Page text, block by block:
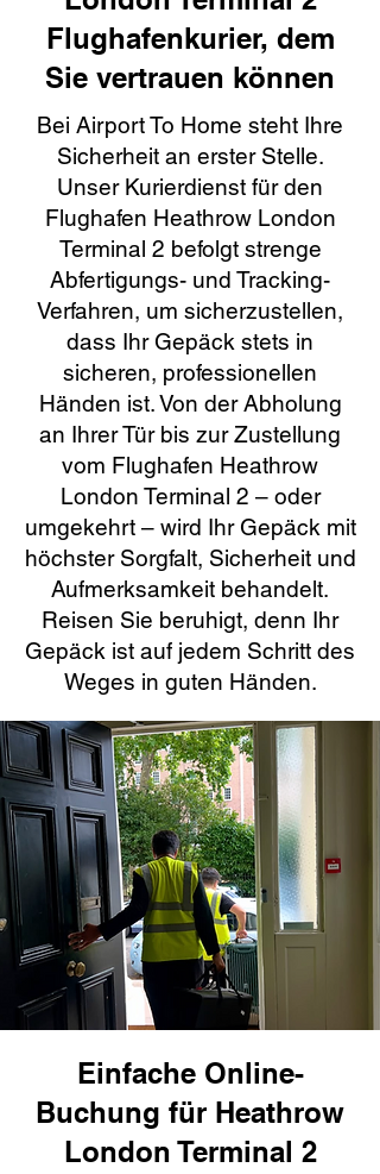
Flughafenkurier, dem
Sie vertrauen können
Bei Airport To Home steht Ihre
Sicherheit an erster Stelle.
Unser Kurierdienst für den
Flughafen Heathrow London
Terminal 2 befolgt strenge
Abfertigungs- und Tracking-
Verfahren, um sicherzustellen,
dass Ihr Gepäck stets in
sicheren, professionellen
Händen ist. Von der Abholung
an Ihrer Tür bis zur Zustellung
vom Flughafen Heathrow
London Terminal 2 – oder
umgekehrt – wird Ihr Gepäck mit
höchster Sorgfalt, Sicherheit und
Aufmerksamkeit behandelt.
Reisen Sie beruhigt, denn Ihr
Gepäck ist auf jedem Schritt des
Weges in guten Händen.
Einfache Online-
Buchung für Heathrow
London Terminal 2